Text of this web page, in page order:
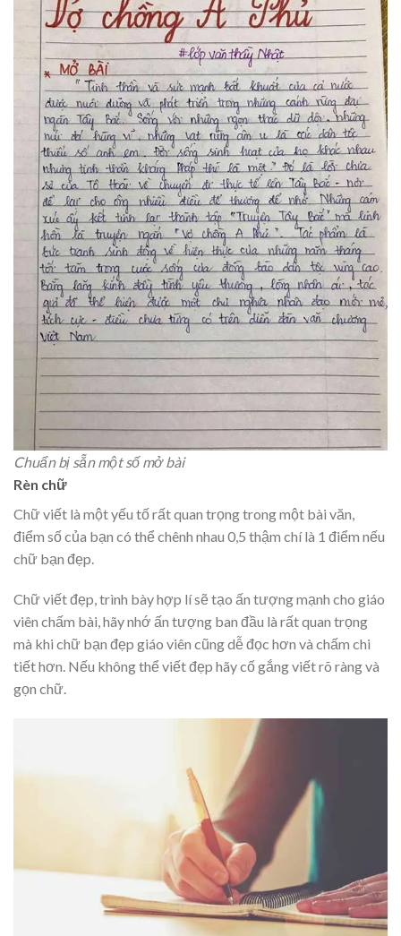
Chuẩn bị sẵn một số mở bài
Rèn chữ
Chữ viết là một yếu tố rất quan trọng trong một bài văn,
điểm số của bạn có thể chênh nhau 0,5 thậm chí là 1 điểm nếu
chữ bạn đẹp.
Chữ viết đẹp, trình bày hợp lí sẽ tạo ấn tượng mạnh cho giáo
viên chấm bài, hãy nhớ ấn tượng ban đầu là rất quan trọng
mà khi chữ bạn đẹp giáo viên cũng dễ đọc hơn và chấm chi
tiết hơn. Nếu không thể viết đẹp hãy cố gắng viết rõ ràng và
gọn chữ.